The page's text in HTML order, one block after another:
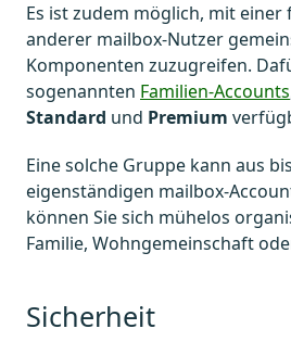
Es ist zudem möglich, mit einer
anderer mailbox-Nutzer
Komponenten zuzugreifen.
sogenannten Familien-Accounts
Standard und Premium
Eine solche Gruppe kann aus
eigenständigen mailbox-
können Sie sich mühelos
Familie, Wohngemeinschaft
Sicherheit